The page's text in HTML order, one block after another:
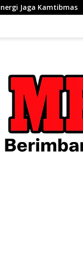
PWI dan AFPI